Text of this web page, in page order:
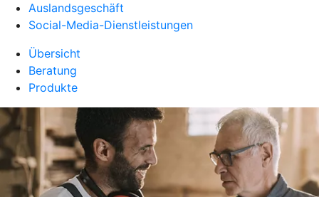
Auslandsgeschäft
Social-Media-Dienstleistungen
Übersicht
Beratung
Produkte